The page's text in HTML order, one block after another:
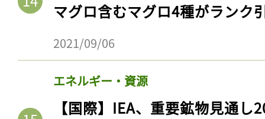
マグロ含むマグロ4種がランク
2021/09/06
エネルギー・資源
【国際】IEA、重要鉱物見通